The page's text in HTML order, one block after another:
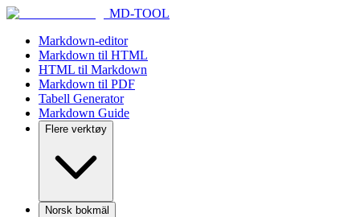
MD-TOOL
Markdown-editor
Markdown til HTML
HTML til Markdown
Markdown til PDF
Tabell Generator
Markdown Guide
Flere verktøy
Norsk bokmäl